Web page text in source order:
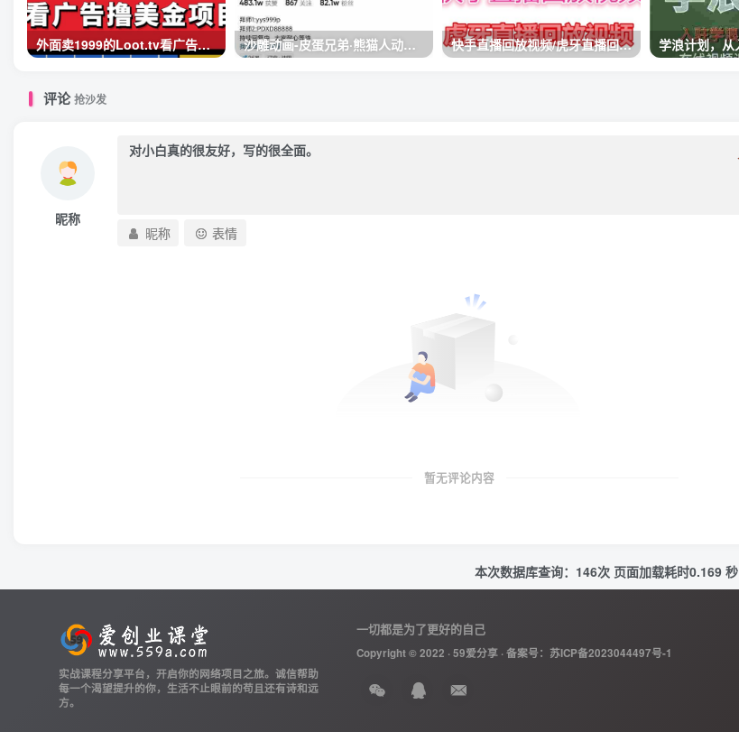
外面卖1999的Loot.tv看广告撸美金项目，号称月入轻松4000【详细教程+上车资源渠道】 沙雕动画-皮蛋兄弟·熊猫人动画教学制作，全套素材文案教程分享！ 快手直播回放视频/虎牙直播回放视频完整下载(电脑软件+视频教程)
评论抢沙发
昵称
昵称 表情
暂无评论内容
本次数据库查询：146次 页面加载耗时0.169 秒
实战课程分享平台，开启你的网络项目之旅。诚信帮助
每一个渴望提升的你，生活不止眼前的苟且还有诗和远
方。
一切都是为了更好的自己
Copyright © 2022 ·59爱分享 · 备案号： 苏ICP备2023044497号-1